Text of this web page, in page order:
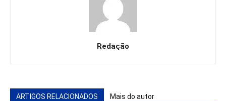
Redação
ARTIGOS RELACIONADOS Mais do autor